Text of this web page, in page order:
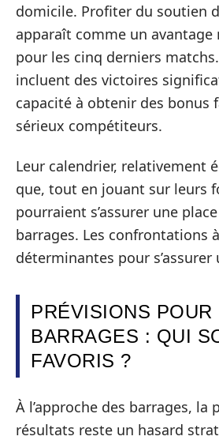
domicile. Profiter du soutien
apparaît comme un avantage
pour les cinq derniers
incluent des victoires
capacité à obtenir des bonus
sérieux compétiteurs.
Leur calendrier, relativement
que, tout en jouant sur leurs
pourraient s’assurer une
barrages. Les confrontations
déterminantes pour
PRÉVISIONS POUR
BARRAGES : QUI
FAVORIS ?
À l’approche des barrages, la
résultats reste un hasard